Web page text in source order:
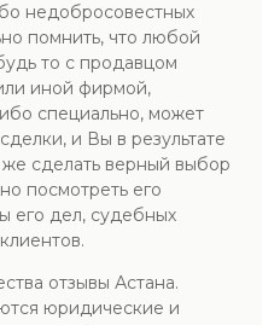
недобросовестных
помнить, что любой
то с продавцом
иной фирмой,
специально, может
и Вы в результате
сделать верный выбор
посмотреть его
его дел, судебных
отзывы Астана.
юридические и